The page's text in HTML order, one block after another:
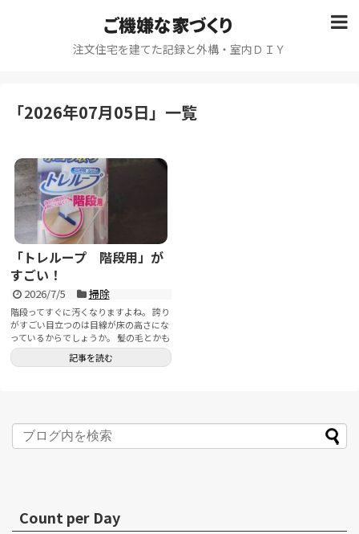
ご機嫌な家づくり
注文住宅を建てた記録と外構・室内ＤＩＹ
「2026年07月05日」 一覧
「トレループ 階段用」が
すごい！
2026/7/5 掃除
階段ってすぐに汚くなりますよね。 誇り
がすごい目立つのは目線が床の高さにな
っているからでしょうか。 髪の毛とかも
結構すぐに溜まってい...
記事を読む
Count per Day